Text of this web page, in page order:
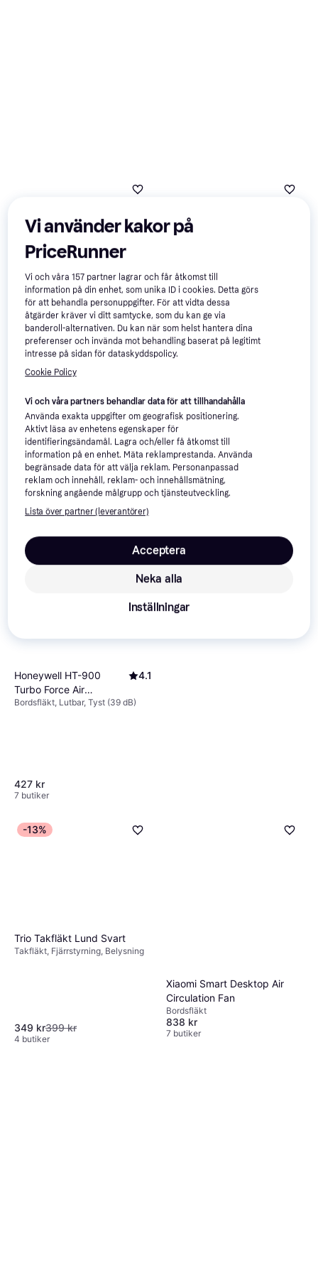
Xiaomi Smart Standing
Fan 2 Lite
4.8
Xiaomi Smart Standing Air
Circulation Fan
Pelarfläkt, Oscillerande,
Fjärrstyrning, Timer
1 228 kr
Honeywell HT-900
Turbo Force Air
Circulator Fan Black
4.1
Bordsfläkt, Lutbar, Tyst (39 dB)
427 kr
7 butiker
-13%
Trio Takfläkt Lund Svart
Takfläkt, Fjärrstyrning, Belysning
349 kr399 kr
4 butiker
Xiaomi Smart Desktop Air
Circulation Fan
Bordsfläkt
838 kr
7 butiker
Vi använder kakor på
PriceRunner
Vi och våra157 partner lagrar och får åtkomst till
information på din enhet, som unika ID i cookies. Detta görs
för att behandla personuppgifter. För att vidta dessa
åtgärder kräver vi ditt samtycke, som du kan ge via
banderoll-alternativen. Du kan när som helst hantera dina
preferenser och invända mot behandling baserat på legitimt
intresse på sidan för dataskyddspolicy.
Cookie Policy
Vi och våra partners behandlar data för att tillhandahålla
Använda exakta uppgifter om geografisk positionering.
Aktivt läsa av enhetens egenskaper för
identifieringsändamål. Lagra och/eller få åtkomst till
information på en enhet. Mäta reklamprestanda. Använda
begränsade data för att välja reklam. Personanpassad
reklam och innehåll, reklam- och innehållsmätning,
forskning angående målgrupp och tjänsteutveckling.
Lista över partner (leverantörer)
Neka alla
Acceptera
Inställningar